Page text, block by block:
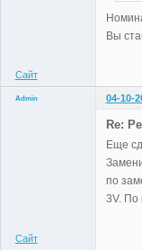
Вы
Сайт
Admin 04-10-
Re:
Еще
по
3V. По
Сайт